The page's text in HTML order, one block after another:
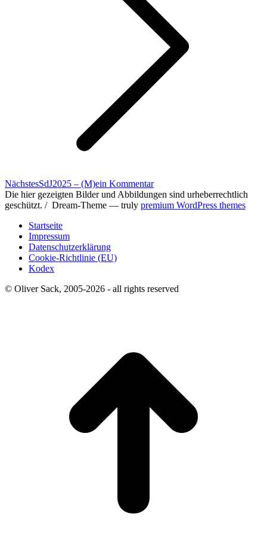
NächstesNächster
Beitrag:
SdJ2025 – (M)ein Kommentar
Die hier gezeigten Bilder und Abbildungen sind urheberrechtlich
geschützt. / Dream-Theme — truly premium WordPress themes
Startseite
Impressum
Datenschutzerklärung
Cookie-Richtlinie (EU)
Kodex
© Oliver Sack, 2005-2026 - all rights reserved